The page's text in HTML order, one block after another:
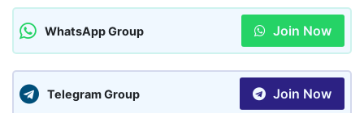
WhatsApp Group Join Now
Telegram Group Join Now